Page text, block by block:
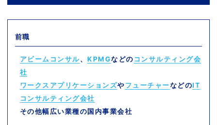
前職
アビームコンサル、KPMGなどの コンサルティング会
社
ワークスアプリケーションズやフューチャーなどのIT
コンサルティング会社
その他幅広い業種の国内事業会社